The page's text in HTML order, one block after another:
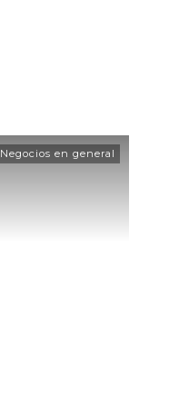
Negocios en general